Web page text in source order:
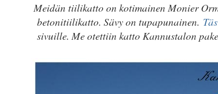
Meidän tiilikatto on kotimainen Monier
betonitiilikatto. Sävy on tupapunainen.
sivuille. Me otettiin katto Kannustalon